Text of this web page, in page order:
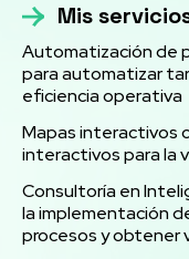
Mis
Automatización de
para automatizar
eficiencia operativa
Mapas interactivos
interactivos para la
Consultoría en
la implementación
procesos y obtener